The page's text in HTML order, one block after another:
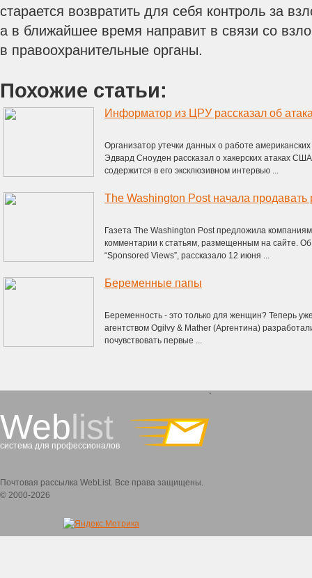
старается возвратить для себя контроль за
а в ближайшее время направит в связи со
в правоохранительные органы.
Похожие статьи:
Организатор утечки данных о работе
Эдвард Сноуден рассказал о хакерских атаках
содержится в его эксклюзивном интервью ...
Газета The Washington Post предложила
комментарии к статьям, размещенным на сайте.
“Sponsored Views”, рассказало 12 июня ...
Беременные папы
Беременность - это только для женщин? Теперь
агентством Ogilvy & Mather (Аргентина)
почувствовать первые ...
Weblist
система для профессионалов
`
Почтовая рассылка WebList. Все права защищены.
© 2000-2026